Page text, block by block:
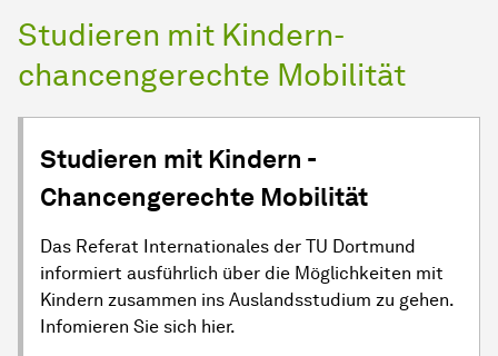
Studieren mit Kindern-
chancengerechte Mobilität
Studieren mit Kindern -
Chancengerechte Mobilität
Das Referat Internationales der TU Dortmund
informiert ausführlich über die Möglichkeiten mit
Kindern zusammen ins Auslandsstudium zu gehen.
Infomieren Sie sich hier.